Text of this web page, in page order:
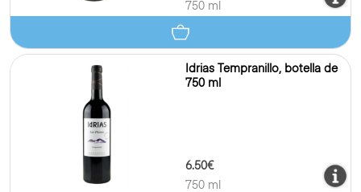
750 ml
Idrias Tempranillo, botella de
750 ml
6.50€
750 ml